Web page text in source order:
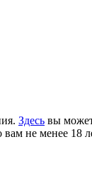
Здесь вы
не менее 18